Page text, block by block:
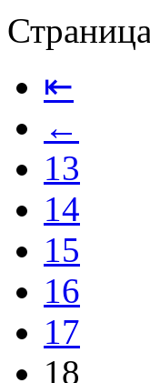
⇤
←
13
14
15
16
17
18